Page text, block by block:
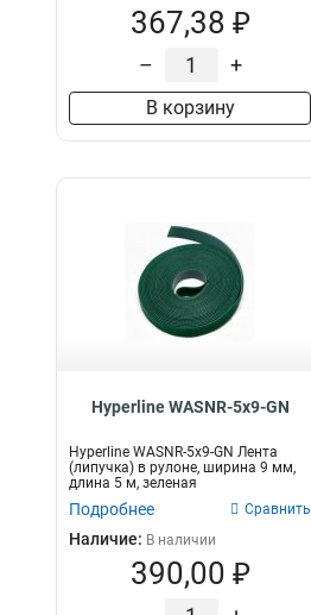
367,38 ₽
– +
В корзину
Hyperline WASNR-5x9-GN
Hyperline WASNR-5x9-GN Лента
(липучка) в рулоне, ширина 9 мм,
длина 5 м, зеленая
Подробнее Сравнить
Наличие: В наличии
390,00 ₽